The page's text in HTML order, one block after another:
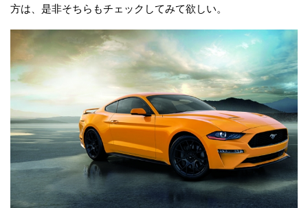
方は、是非そちらもチェックしてみて欲しい。